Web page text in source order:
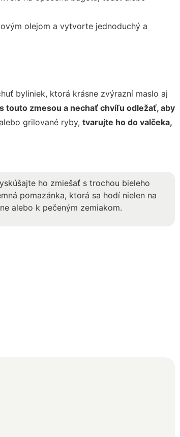
olejom a vytvorte jednoduchý a
byliniek, ktorá krásne zvýrazní maslo aj
touto zmesou a nechať chvíľu odležať, aby
grilované ryby, tvarujte ho do valčeka,
ho zmiešať s trochou bieleho
pomazánka, ktorá sa hodí nielen na
alebo k pečeným zemiakom.